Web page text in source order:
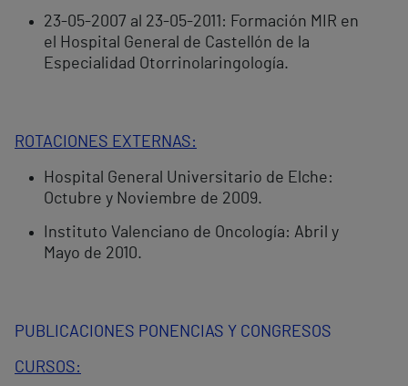
23-05-2007 al 23-05-2011: Formación MIR en
el Hospital General de Castellón de la
Especialidad Otorrinolaringología.
ROTACIONES EXTERNAS:
Hospital General Universitario de Elche:
Octubre y Noviembre de 2009.
Instituto Valenciano de Oncología: Abril y
Mayo de 2010.
PUBLICACIONES PONENCIAS Y CONGRESOS
CURSOS: